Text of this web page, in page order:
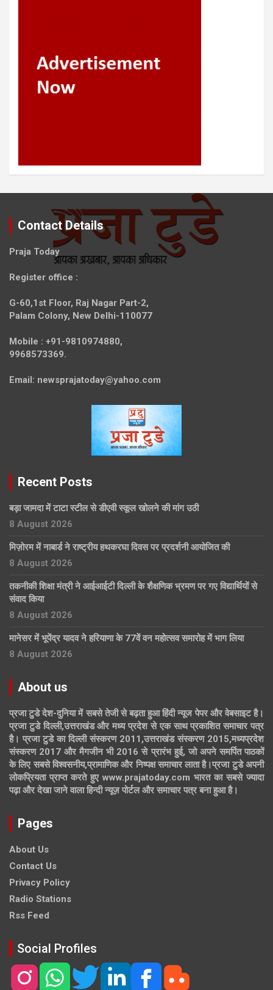
Contact Details
Praja Today
Register office :
G-60,1st Floor, Raj Nagar Part-2,
Palam Colony, New Delhi-110077
Mobile : +91-9810974880,
9968573369.
Email: newsprajatoday@yahoo.com
Recent Posts
बड़ा जामदा में टाटा स्टील से डीएवी स्कूल खोलने की मांग उठी
8 August 2026
मिज़ोरम में नाबार्ड ने राष्ट्रीय हथकरघा दिवस पर प्रदर्शनी आयोजित की
8 August 2026
तकनीकी शिक्षा मंत्री ने आईआईटी दिल्ली के शैक्षणिक भ्रमण पर गए विद्यार्थियों से
संवाद किया
8 August 2026
मानेसर में भूपेंद्र यादव ने हरियाणा के 77वें वन महोत्सव समारोह में भाग लिया
8 August 2026
About us
प्रजा टुडे देश-दुनिया में सबसे तेजी से बढ़ता हुआ हिंदी न्यूज पेपर और वेबसाइट है।
प्रजा टुडे दिल्ली,उत्तराखंड और मध्य प्रदेश से एक साथ प्रकाशित समाचार पत्र
है। प्रजा टुडे का दिल्ली संस्करण 2011,उत्तराखंड संस्करण 2015,मध्यप्रदेश
संस्करण 2017 और मैगजीन भी 2016 से प्रारंभ हुई, जो अपने समर्पित पाठकों
के लिए सबसे विश्वसनीय,प्रामाणिक और निष्पक्ष समाचार लाता है।प्रजा टुडे अपनी
लोकप्रियता प्राप्त करते हुए www.prajatoday.com भारत का सबसे ज्यादा
पढ़ा और देखा जाने वाला हिन्दी न्यूज़ पोर्टल और समाचार पत्र बना हुआ है।
Pages
About Us
Contact Us
Privacy Policy
Radio Stations
Rss Feed
Social Profiles